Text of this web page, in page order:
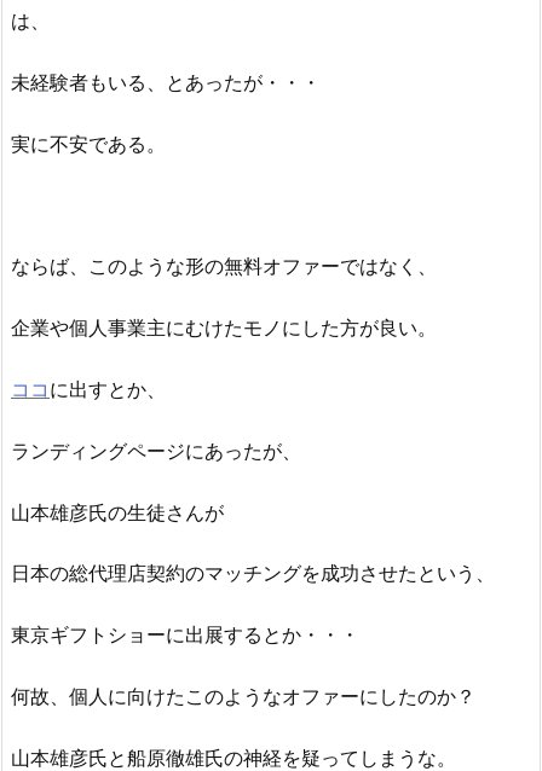
は、
未経験者もいる、とあったが・・・
実に不安である。
ならば、このような形の無料オファーではなく、
企業や個人事業主にむけたモノにした方が良い。
ココ に出すとか、
ランディングページにあったが、
山本雄彦氏の生徒さんが
日本の総代理店契約のマッチングを成功させたという、
東京ギフトショーに出展するとか・・・
何故、個人に向けたこのようなオファーにしたのか？
山本雄彦氏と船原徹雄氏の神経を疑ってしまうな。